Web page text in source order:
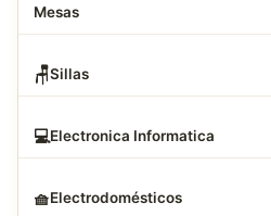
Mesas
🪑Sillas
💻Electronica Informatica
🧺Electrodomésticos